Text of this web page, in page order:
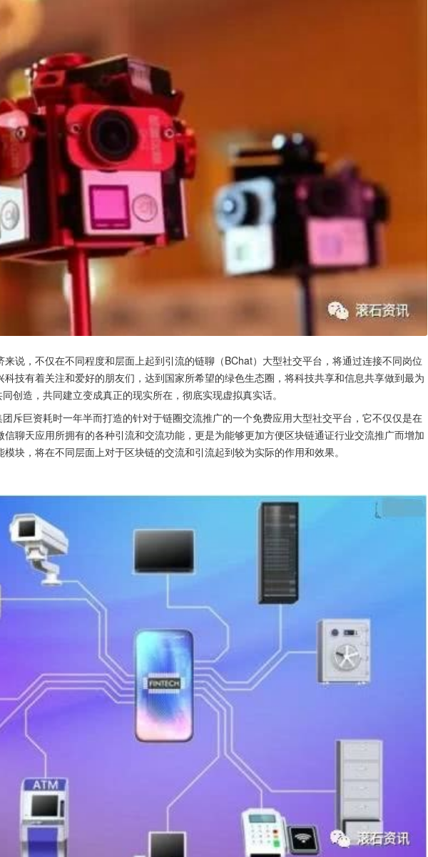
说，不仅在不同程度和层面上起到引流的链聊（BChat）大型社交平台，将通过连接不同岗位
技有着关注和爱好的朋友们，达到国家所希望的绿色生态圈，将科技共享和信息共享做到最为
创造，共同建立变成真正的现实所在，彻底实现虚拟真实话。
斥巨资耗时一年半而打造的针对于链圈交流推广的一个免费应用大型社交平台，它不仅仅是在
聊天应用所拥有的各种引流和交流功能，更是为能够更加方便区块链通证行业交流推广而增加
块，将在不同层面上对于区块链的交流和引流起到较为实际的作用和效果。